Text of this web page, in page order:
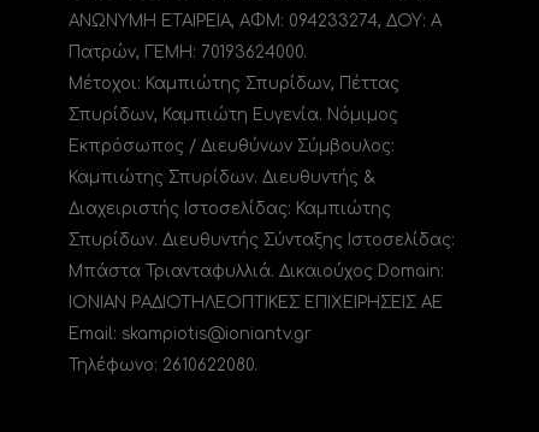
ΑΝΩΝΥΜΗ ΕΤΑΙΡΕΙΑ, ΑΦΜ: 094233274, ΔΟΥ: A
Πατρών, ΓΕΜΗ: 70193624000.
Μέτοχοι: Καμπιώτης Σπυρίδων, Πέττας
Σπυρίδων, Καμπιώτη Ευγενία. Νόμιμος
Εκπρόσωπος / Διευθύνων Σύμβουλος:
Καμπιώτης Σπυρίδων. Διευθυντής &
Διαχειριστής Ιστοσελίδας: Καμπιώτης
Σπυρίδων. Διευθυντής Σύνταξης Ιστοσελίδας:
Μπάστα Τριανταφυλλιά. Δικαιούχος Domain:
ΙΟΝΙΑΝ ΡΑΔΙΟΤΗΛΕΟΠΤΙΚΕΣ ΕΠΙΧΕΙΡΗΣΕΙΣ ΑΕ
Email: skampiotis@ioniantv.gr
Τηλέφωνο: 2610622080.